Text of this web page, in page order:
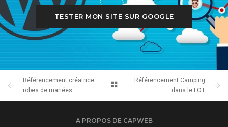
TESTER MON SITE SUR GOOGLE
Référencement créatrice
robes de mariées
Référencement Camping
dans le LOT
A PROPOS DE CAPWEB